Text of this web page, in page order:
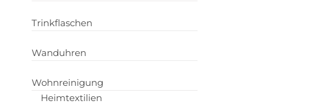
Trinkflaschen
Wanduhren
Wohnreinigung
Heimtextilien